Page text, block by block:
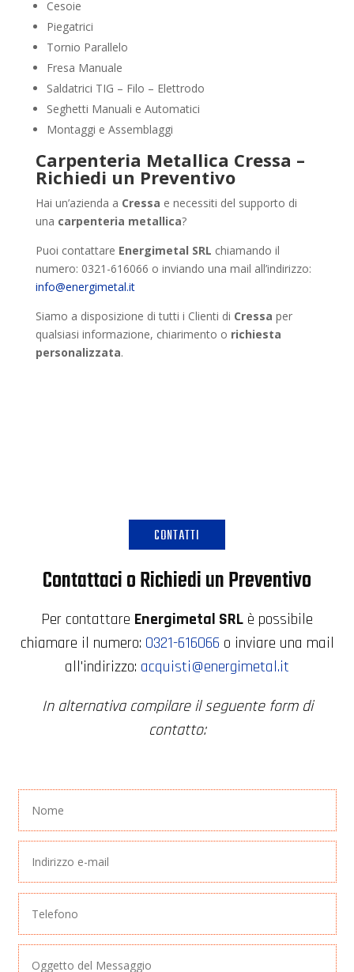
Cesoie
Piegatrici
Tornio Parallelo
Fresa Manuale
Saldatrici TIG – Filo – Elettrodo
Seghetti Manuali e Automatici
Montaggi e Assemblaggi
Carpenteria Metallica Cressa –
Richiedi un Preventivo
Hai un’azienda a Cressa e necessiti del supporto di
una carpenteria metallica?
Puoi contattare Energimetal SRL chiamando il
numero: 0321-616066 o inviando una mail all’indirizzo:
info@energimetal.it
Siamo a disposizione di tutti i Clienti di Cressa per
qualsiasi informazione, chiarimento o richiesta
personalizzata.
CONTATTI
Contattaci o Richiedi un Preventivo
Per contattare Energimetal SRL è possibile
chiamare il numero: 0321-616066 o inviare una mail
all'indirizzo: acquisti@energimetal.it
In alternativa compilare il seguente form di
contatto: